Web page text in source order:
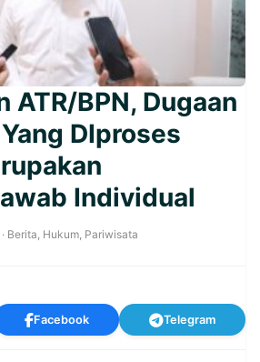
ATR/BPN, Dugaan
DIproses
Individual
· Berita, Hukum, Pariwisata
Facebook Telegram